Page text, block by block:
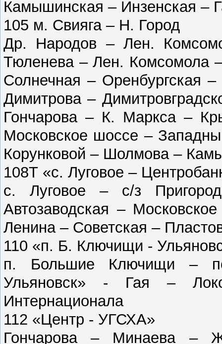
Камышинская – Инзенская –
105 м. Свияга – Н. Город
Др. Народов – Лен.
Тюленева – Лен. Комсомола
Солнечная – Оренбургская
Димитрова –
Гончарова – К. Маркса –
Московское шоссе –
Корунковой – Шолмова –
108Т «с. Луговое –
с. Луговое – с/з
Автозаводская –
Ленина – Советская –
110 «п. Б. Ключищи -
п. Большие Ключищи –
Ульяновск» - Гая –
Интернационала
112 «Центр - УГСХА»
Гончарова – Минаева –